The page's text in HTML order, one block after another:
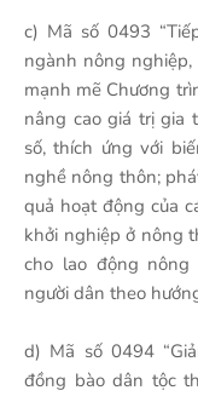
c) Mã số 0493
ngành nông
mạnh mẽ Chương
nâng cao giá trị gia
số, thích ứng với
nghề nông thôn;
quả hoạt động của
khởi nghiệp ở nông
cho lao động
người dân theo
d) Mã số 0494
đồng bào dân tộc